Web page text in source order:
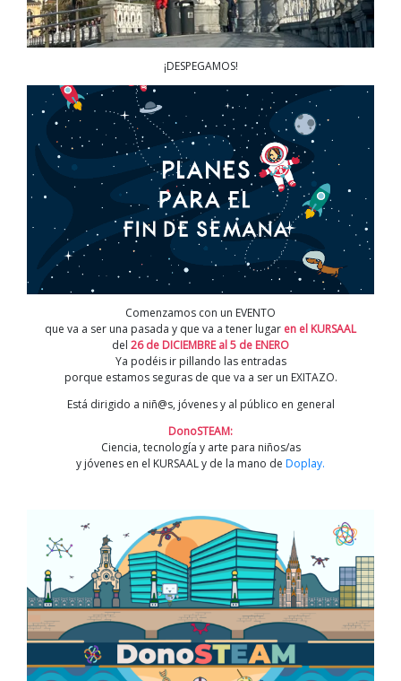
¡DESPEGAMOS!
Comenzamos con un EVENTO
que va a ser una pasada y que va a tener lugar en el KURSAAL
del 26 de DICIEMBRE al 5 de ENERO
Ya podéis ir pillando las entradas
porque estamos seguras de que va a ser un EXITAZO.
Está dirigido a niñ@s, jóvenes y al público en general
DonoSTEAM:
Ciencia, tecnología y arte para niños/as
y jóvenes en el KURSAAL y de la mano de Doplay.